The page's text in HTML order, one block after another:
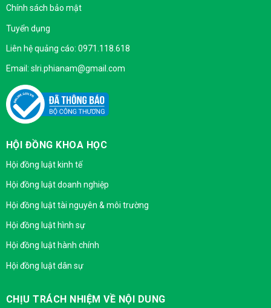
Chính sách bảo mật
Tuyển dụng
Liên hệ quảng cáo: 0971.118.618
Email: slri.phianam@gmail.com
HỘI ĐỒNG KHOA HỌC
Hội đồng luật kinh tế
Hội đồng luật doanh nghiệp
Hội đồng luật tài nguyên & môi trường
Hội đồng luật hình sự
Hội đồng luật hành chính
Hội đồng luật dân sự
CHỊU TRÁCH NHIỆM VỀ NỘI DUNG